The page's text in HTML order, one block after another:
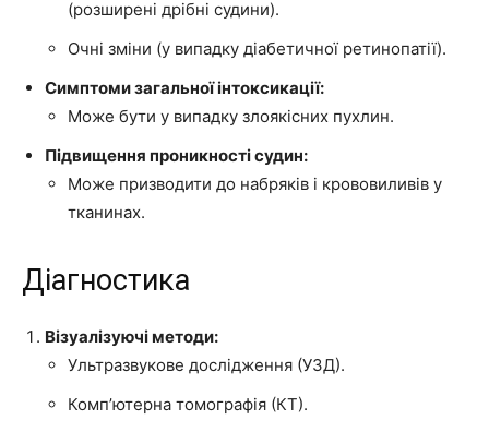
(розширені дрібні судини).
Очні зміни (у випадку діабетичної ретинопатії).
Симптоми загальної інтоксикації:
Може бути у випадку злоякісних пухлин.
Підвищення проникності судин:
Може призводити до набряків і крововиливів у
тканинах.
Діагностика
Візуалізуючі методи:
Ультразвукове дослідження (УЗД).
Комп’ютерна томографія (КТ).